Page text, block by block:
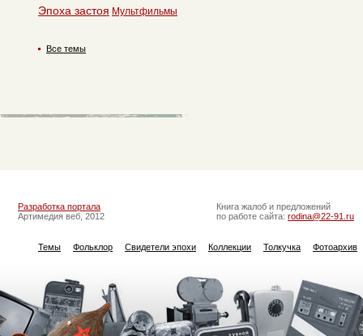
Эпоха застоя Мультфильмы
Все темы
Разработка портала
Артимедия веб, 2012
Книга жалоб и предложений
по работе сайта: rodina@22-91.ru
Темы Фольклор Свидетели эпохи Коллекции Толкучка Фотоархив